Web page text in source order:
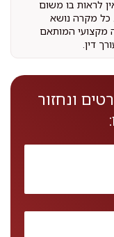
לראות בו משום
כל מקרה נושא
מקצועי המותאם
דין.
ונחזור